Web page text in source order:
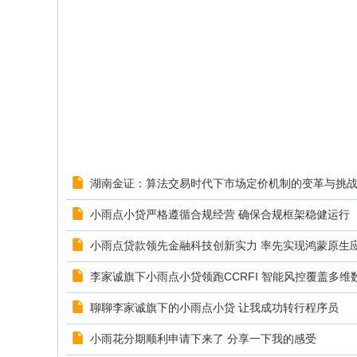
湖南金证：算法交易时代下市场定价机制的变革与挑战
小雨点小贷严格遵循合规经营 确保合规框架稳健运行
小雨点贷款领先金融科技创新实力 率先实现鸿蒙原生
李家诚旗下小雨点小贷领跑CCRFI 智能风控覆盖多维
聊聊李家诚旗下的小雨点小贷 让我成功转行程序员
小雨花分期顺利申请下来了 分享一下我的感受